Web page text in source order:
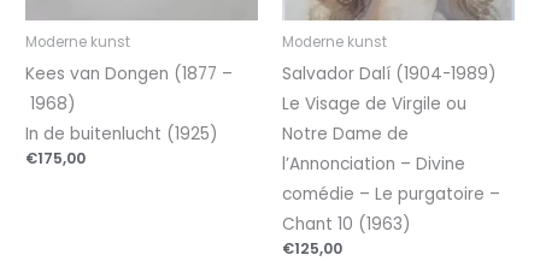
Moderne kunst
Kees van Dongen (1877 –
1968)
In de buitenlucht (1925)
€175,00
Moderne kunst
Salvador Dalí (1904-1989)
Le Visage de Virgile ou
Notre Dame de
l’Annonciation – Divine
comédie – Le purgatoire –
Chant 10 (1963)
€125,00